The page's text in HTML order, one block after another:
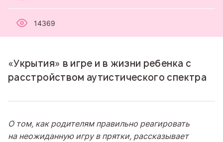
14369
«Укрытия» в игре и в жизни ребенка с
расстройством аутистического спектра
О том, как родителям правильно реагировать
на неожиданную игру в прятки, рассказывает